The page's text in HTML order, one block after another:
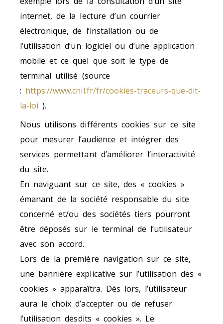
internet, de la lecture d’un courrier
électronique, de l’installation ou de
l’utilisation d’un logiciel ou d’une application
mobile et ce quel que soit le type de
terminal utilisé (source
: https://www.cnil.fr/fr/cookies-traceurs-que-dit-
la-loi).
Nous utilisons différents cookies sur ce site
pour mesurer l’audience et intégrer des
services permettant d’améliorer l’interactivité
du site.
En naviguant sur ce site, des « cookies »
émanant de la société responsable du site
concerné et/ou des sociétés tiers pourront
être déposés sur le terminal de l’utilisateur
avec son accord.
Lors de la première navigation sur ce site,
une bannière explicative sur l’utilisation des «
cookies » apparaîtra. Dès lors, l’utilisateur
aura le choix d’accepter ou de refuser
l’utilisation desdits « cookies ». Le